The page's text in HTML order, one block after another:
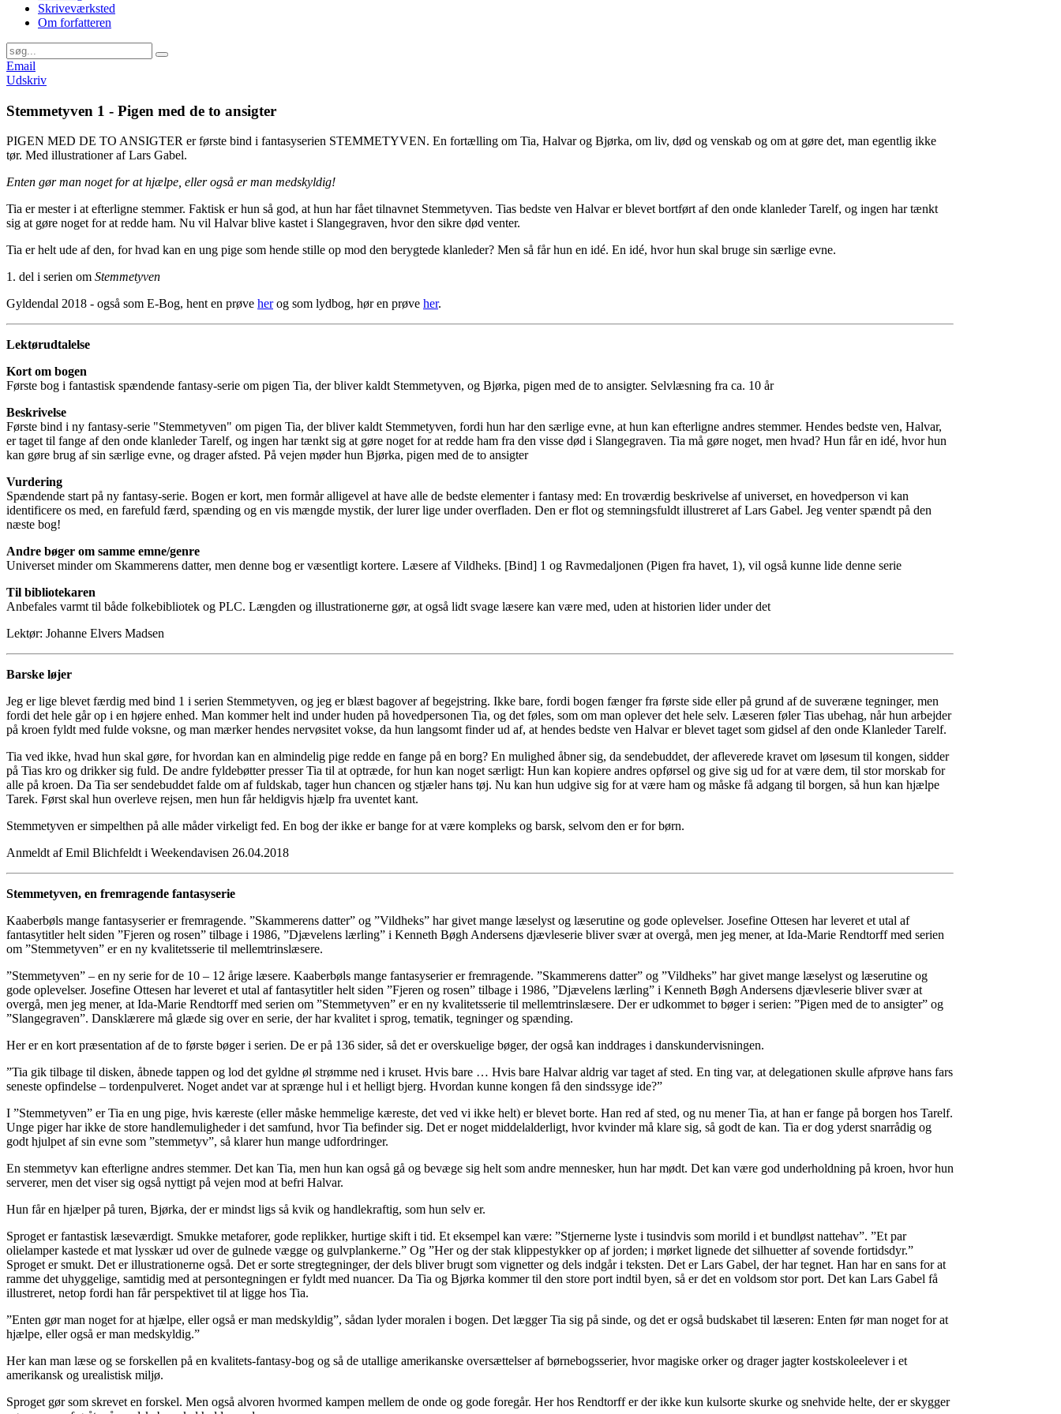
Skriveværksted
Om forfatteren
Email
Udskriv
Stemmetyven 1 - Pigen med de to ansigter
PIGEN MED DE TO ANSIGTER er første bind i fantasyserien STEMMETYVEN. En fortælling om Tia, Halvar og Bjørka, om liv, død og venskab og om at gøre det, man egentlig ikke
tør. Med illustrationer af Lars Gabel.
Enten gør man noget for at hjælpe, eller også er man medskyldig!
Tia er mester i at efterligne stemmer. Faktisk er hun så god, at hun har fået tilnavnet Stemmetyven. Tias bedste ven Halvar er blevet bortført af den onde klanleder Tarelf, og ingen har tænkt
sig at gøre noget for at redde ham. Nu vil Halvar blive kastet i Slangegraven, hvor den sikre død venter.
Tia er helt ude af den, for hvad kan en ung pige som hende stille op mod den berygtede klanleder? Men så får hun en idé. En idé, hvor hun skal bruge sin særlige evne.
1. del i serien om Stemmetyven
Gyldendal 2018 - også som E-Bog, hent en prøve herog som lydbog, hør en prøve her.
Lektørudtalelse
Kort om bogen
Første bog i fantastisk spændende fantasy-serie om pigen Tia, der bliver kaldt Stemmetyven, og Bjørka, pigen med de to ansigter. Selvlæsning fra ca. 10 år
Beskrivelse
Første bind i ny fantasy-serie "Stemmetyven" om pigen Tia, der bliver kaldt Stemmetyven, fordi hun har den særlige evne, at hun kan efterligne andres stemmer. Hendes bedste ven, Halvar,
er taget til fange af den onde klanleder Tarelf, og ingen har tænkt sig at gøre noget for at redde ham fra den visse død i Slangegraven. Tia må gøre noget, men hvad? Hun får en idé, hvor hun
kan gøre brug af sin særlige evne, og drager afsted. På vejen møder hun Bjørka, pigen med de to ansigter
Vurdering
Spændende start på ny fantasy-serie. Bogen er kort, men formår alligevel at have alle de bedste elementer i fantasy med: En troværdig beskrivelse af universet, en hovedperson vi kan
identificere os med, en farefuld færd, spænding og en vis mængde mystik, der lurer lige under overfladen. Den er flot og stemningsfuldt illustreret af Lars Gabel. Jeg venter spændt på den
næste bog!
Andre bøger om samme emne/genre
Universet minder om Skammerens datter, men denne bog er væsentligt kortere. Læsere af Vildheks. [Bind] 1 og Ravmedaljonen (Pigen fra havet, 1), vil også kunne lide denne serie
Til bibliotekaren
Anbefales varmt til både folkebibliotek og PLC. Længden og illustrationerne gør, at også lidt svage læsere kan være med, uden at historien lider under det
Lektør: Johanne Elvers Madsen
Barske løjer
Jeg er lige blevet færdig med bind 1 i serien Stemmetyven, og jeg er blæst bagover af begejstring. Ikke bare, fordi bogen fænger fra første side eller på grund af de suveræne tegninger, men
fordi det hele går op i en højere enhed. Man kommer helt ind under huden på hovedpersonen Tia, og det føles, som om man oplever det hele selv. Læseren føler Tias ubehag, når hun arbejder
på kroen fyldt med fulde voksne, og man mærker hendes nervøsitet vokse, da hun langsomt finder ud af, at hendes bedste ven Halvar er blevet taget som gidsel af den onde Klanleder Tarelf.
Tia ved ikke, hvad hun skal gøre, for hvordan kan en almindelig pige redde en fange på en borg? En mulighed åbner sig, da sendebuddet, der afleverede kravet om løsesum til kongen, sidder
på Tias kro og drikker sig fuld. De andre fyldebøtter presser Tia til at optræde, for hun kan noget særligt: Hun kan kopiere andres opførsel og give sig ud for at være dem, til stor morskab for
alle på kroen. Da Tia ser sendebuddet falde om af fuldskab, tager hun chancen og stjæler hans tøj. Nu kan hun udgive sig for at være ham og måske få adgang til borgen, så hun kan hjælpe
Tarek. Først skal hun overleve rejsen, men hun får heldigvis hjælp fra uventet kant.
Stemmetyven er simpelthen på alle måder virkeligt fed. En bog der ikke er bange for at være kompleks og barsk, selvom den er for børn.
Anmeldt af Emil Blichfeldt i Weekendavisen 26.04.2018
Stemmetyven, en fremragende fantasyserie
Kaaberbøls mange fantasyserier er fremragende. ”Skammerens datter” og ”Vildheks” har givet mange læselyst og læserutine og gode oplevelser. Josefine Ottesen har leveret et utal af
fantasytitler helt siden ”Fjeren og rosen” tilbage i 1986, ”Djævelens lærling” i Kenneth Bøgh Andersens djævleserie bliver svær at overgå, men jeg mener, at Ida-Marie Rendtorff med serien
om ”Stemmetyven” er en ny kvalitetsserie til mellemtrinslæsere.
”Stemmetyven” – en ny serie for de 10 – 12 årige læsere. Kaaberbøls mange fantasyserier er fremragende. ”Skammerens datter” og ”Vildheks” har givet mange læselyst og læserutine og
gode oplevelser. Josefine Ottesen har leveret et utal af fantasytitler helt siden ”Fjeren og rosen” tilbage i 1986, ”Djævelens lærling” i Kenneth Bøgh Andersens djævleserie bliver svær at
overgå, men jeg mener, at Ida-Marie Rendtorff med serien om ”Stemmetyven” er en ny kvalitetsserie til mellemtrinslæsere. Der er udkommet to bøger i serien: ”Pigen med de to ansigter” og
”Slangegraven”. Dansklærere må glæde sig over en serie, der har kvalitet i sprog, tematik, tegninger og spænding.
Her er en kort præsentation af de to første bøger i serien. De er på 136 sider, så det er overskuelige bøger, der også kan inddrages i danskundervisningen.
”Tia gik tilbage til disken, åbnede tappen og lod det gyldne øl strømme ned i kruset. Hvis bare … Hvis bare Halvar aldrig var taget af sted. En ting var, at delegationen skulle afprøve hans fars
seneste opfindelse – tordenpulveret. Noget andet var at sprænge hul i et helligt bjerg. Hvordan kunne kongen få den sindssyge ide?”
I ”Stemmetyven” er Tia en ung pige, hvis kæreste (eller måske hemmelige kæreste, det ved vi ikke helt) er blevet borte. Han red af sted, og nu mener Tia, at han er fange på borgen hos Tarelf.
Unge piger har ikke de store handlemuligheder i det samfund, hvor Tia befinder sig. Det er noget middelalderligt, hvor kvinder må klare sig, så godt de kan. Tia er dog yderst snarrådig og
godt hjulpet af sin evne som ”stemmetyv”, så klarer hun mange udfordringer.
En stemmetyv kan efterligne andres stemmer. Det kan Tia, men hun kan også gå og bevæge sig helt som andre mennesker, hun har mødt. Det kan være god underholdning på kroen, hvor hun
serverer, men det viser sig også nyttigt på vejen mod at befri Halvar.
Hun får en hjælper på turen, Bjørka, der er mindst ligs så kvik og handlekraftig, som hun selv er.
Sproget er fantastisk læseværdigt. Smukke metaforer, gode replikker, hurtige skift i tid. Et eksempel kan være: ”Stjernerne lyste i tusindvis som morild i et bundløst nattehav”. ”Et par
olielamper kastede et mat lysskær ud over de gulnede vægge og gulvplankerne.” Og ”Her og der stak klippestykker op af jorden; i mørket lignede det silhuetter af sovende fortidsdyr.”
Sproget er smukt. Det er illustrationerne også. Det er sorte stregtegninger, der dels bliver brugt som vignetter og dels indgår i teksten. Det er Lars Gabel, der har tegnet. Han har en sans for at
ramme det uhyggelige, samtidig med at persontegningen er fyldt med nuancer. Da Tia og Bjørka kommer til den store port indtil byen, så er det en voldsom stor port. Det kan Lars Gabel få
illustreret, netop fordi han får perspektivet til at ligge hos Tia.
”Enten gør man noget for at hjælpe, eller også er man medskyldig”, sådan lyder moralen i bogen. Det lægger Tia sig på sinde, og det er også budskabet til læseren: Enten før man noget for at
hjælpe, eller også er man medskyldig.”
Her kan man læse og se forskellen på en kvalitets-fantasy-bog og så de utallige amerikanske oversættelser af børnebogsserier, hvor magiske orker og drager jagter kostskoleelever i et
amerikansk og urealistisk miljø.
Sproget gør som skrevet en forskel. Men også alvoren hvormed kampen mellem de onde og gode foregår. Her hos Rendtorff er der ikke kun kulsorte skurke og snehvide helte, der er skygger